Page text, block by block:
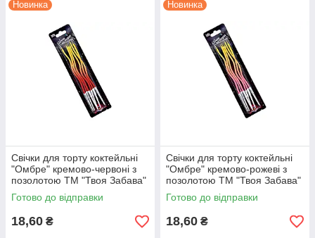
Новинка
Свічки для торту коктейльні
"Омбре" кремово-червоні з
позолотою ТМ "Твоя Забава"
(6шт.)
Готово до відправки
18,60 ₴
Новинка
Свічки для торту коктейльні
"Омбре" кремово-рожеві з
позолотою ТМ "Твоя Забава"
(6шт.)
Готово до відправки
18,60 ₴